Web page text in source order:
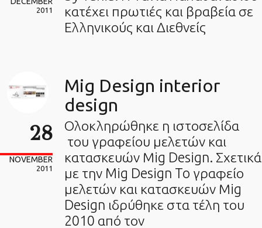
2011
κατέχει πρωτιές και βραβεία σε
Ελληνικούς και Διεθνείς
28
NOVEMBER
2011
Mig Design interior
design
Ολοκληρώθηκε η ιστοσελίδα
του γραφείου μελετών και
κατασκευών Μig Design. Σχετικά
με την Mig Design To γραφείο
μελετών και κατασκευών Μig
Design ιδρύθηκε στα τέλη του
2010 από τον